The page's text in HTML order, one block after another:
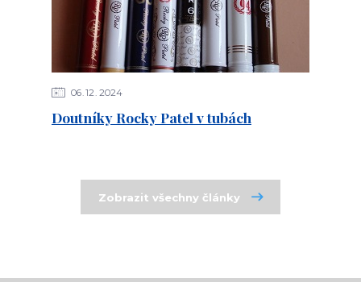
06 12 2024
Doutníky Rocky Patel v tubách
Zobrazit všechny články